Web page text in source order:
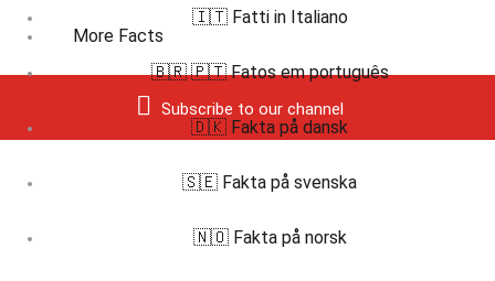
More Facts
Subscribe to our channel
🇮🇹 Fatti in Italiano
🇧🇷 🇵🇹 Fatos em português
🇩🇰 Fakta på dansk
🇸🇪 Fakta på svenska
🇳🇴 Fakta på norsk